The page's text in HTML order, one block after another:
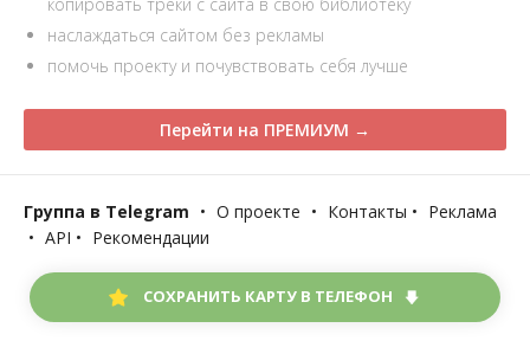
СОХРАНИТЬ КАРТУ В ТЕЛЕФОН
наслаждаться сайтом без рекламы
помочь проекту и почувствовать себя лучше
Перейти на ПРЕМИУМ →
Группа в Telegram • О проекте • Контакты • Реклама
• API • Рекомендации